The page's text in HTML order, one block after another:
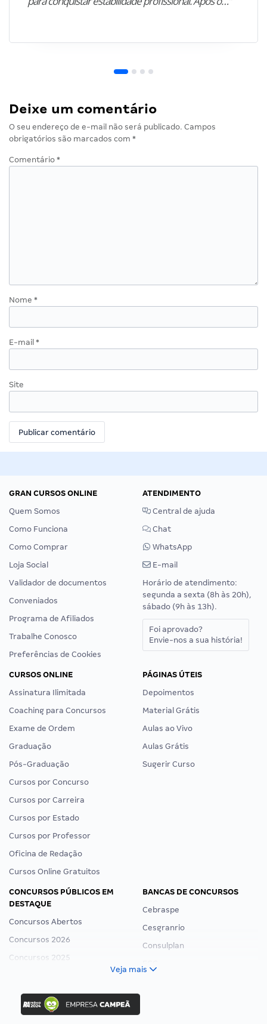
Deixe um comentário
O seu endereço de e-mail não será publicado. Campos
obrigatórios são marcados com *
Comentário *
Nome *
E-mail *
Site
GRAN CURSOS ONLINE
Quem Somos
Como Funciona
Como Comprar
Loja Social
Validador de documentos
Conveniados
Programa de Afiliados
Trabalhe Conosco
Preferências de Cookies
ATENDIMENTO
Central de ajuda
Chat
WhatsApp
E-mail
Horário de atendimento:
segunda a sexta (8h às 20h),
sábado (9h às 13h).
Foi aprovado?
Envie-nos a sua história!
CURSOS ONLINE
Assinatura Ilimitada
Coaching para Concursos
Exame de Ordem
Graduação
Pós-Graduação
Cursos por Concurso
Cursos por Carreira
Cursos por Estado
Cursos por Professor
Oficina de Redação
Cursos Online Gratuitos
PÁGINAS ÚTEIS
Depoimentos
Material Grátis
Aulas ao Vivo
Aulas Grátis
Sugerir Curso
CONCURSOS PÚBLICOS EM
DESTAQUE
Concursos Abertos
Concursos 2026
Concursos 2025
Concurso Ibama
Concurso MPU
BANCAS DE CONCURSOS
Cebraspe
Cesgranrio
Consulplan
Veja mais